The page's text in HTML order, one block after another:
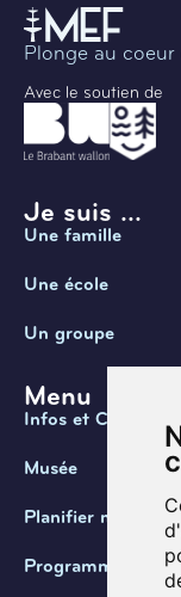
Plonge au coeur
Avec le soutien de
Je suis ...
Une famille
Une école
Un groupe
Menu
Infos et Contact
Musée
Planifier ma visite
Programmation